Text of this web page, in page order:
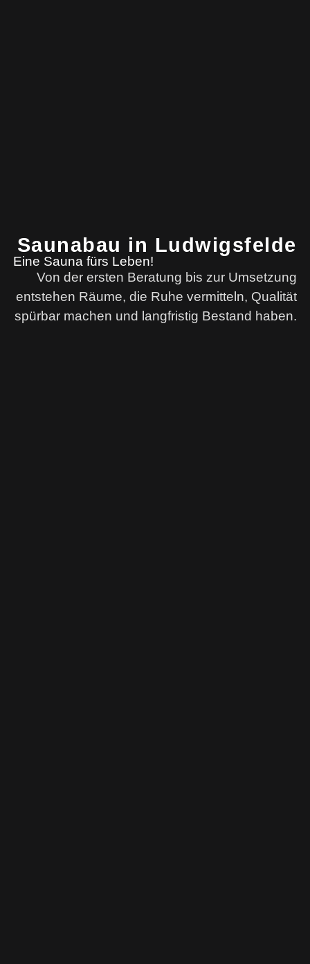
Saunabau in Ludwigsfelde
Eine Sauna fürs Leben!
Von der ersten Beratung bis zur Umsetzung
entstehen Räume, die Ruhe vermitteln, Qualität
spürbar machen und langfristig Bestand haben.